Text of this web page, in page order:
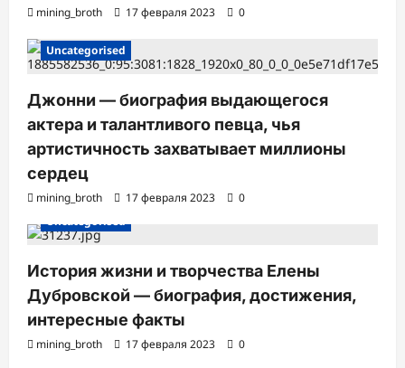
mining_broth 17 февраля 2023 0
Uncategorised
Джонни — биография выдающегося
актера и талантливого певца, чья
артистичность захватывает миллионы
сердец
mining_broth 17 февраля 2023
0
Uncategorised
История жизни и творчества Елены
Дубровской — биография, достижения,
интересные факты
mining_broth 17 февраля 2023 0